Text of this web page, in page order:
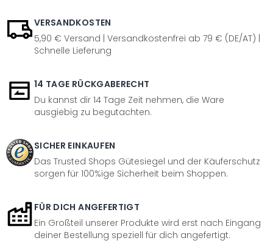
VERSANDKOSTEN
5,90 € Versand | Versandkostenfrei ab 79 € (DE/AT) |
Schnelle Lieferung
14 TAGE RÜCKGABERECHT
Du kannst dir 14 Tage Zeit nehmen, die Ware
ausgiebig zu begutachten.
SICHER EINKAUFEN
Das Trusted Shops Gütesiegel und der Käuferschutz
sorgen für 100%ige Sicherheit beim Shoppen.
FÜR DICH ANGEFERTIGT
Ein Großteil unserer Produkte wird erst nach Eingang
deiner Bestellung speziell für dich angefertigt.